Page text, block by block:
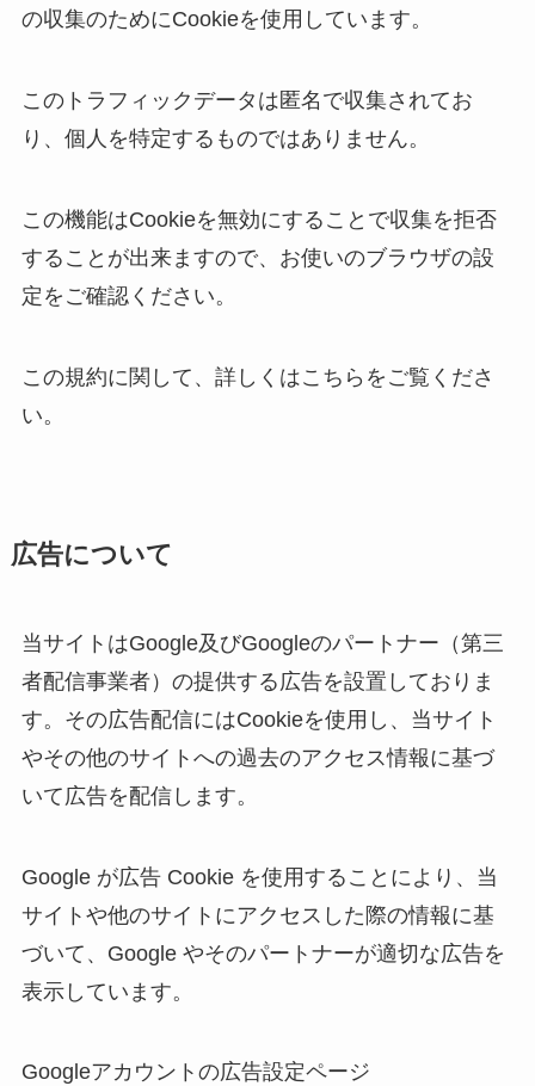
の収集のためにCookieを使用しています。
このトラフィックデータは匿名で収集されてお
り、個人を特定するものではありません。
この機能はCookieを無効にすることで収集を拒否
することが出来ますので、お使いのブラウザの設
定をご確認ください。
この規約に関して、詳しくはこちらをご覧くださ
い。
広告について
当サイトはGoogle及びGoogleのパートナー（第三
者配信事業者）の提供する広告を設置しておりま
す。その広告配信にはCookieを使用し、当サイト
やその他のサイトへの過去のアクセス情報に基づ
いて広告を配信します。
Google が広告 Cookie を使用することにより、当
サイトや他のサイトにアクセスした際の情報に基
づいて、Google やそのパートナーが適切な広告を
表示しています。
Googleアカウントの広告設定ページ